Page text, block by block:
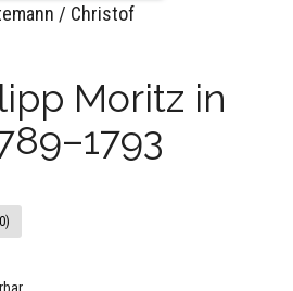
/ Christof
Moritz in